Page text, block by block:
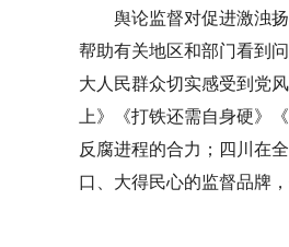
舆论监督对促进激浊
帮助有关地区和部门看到
大人民群众切实感受到党
上》《打铁还需自身硬》
反腐进程的合力；四川在
口、大得民心的监督品牌